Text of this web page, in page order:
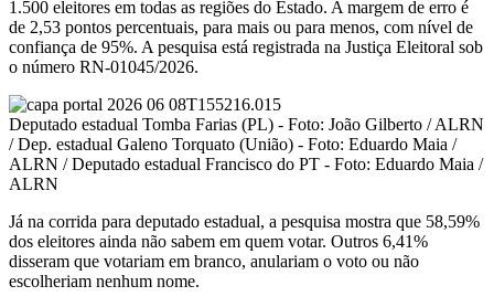
1.500 eleitores em todas as regiões do Estado. A margem de erro é
de 2,53 pontos percentuais, para mais ou para menos, com nível de
confiança de 95%. A pesquisa está registrada na Justiça Eleitoral sob
o número RN-01045/2026.
Deputado estadual Tomba Farias (PL) - Foto: João Gilberto / ALRN
/ Dep. estadual Galeno Torquato (União) - Foto: Eduardo Maia /
ALRN / Deputado estadual Francisco do PT - Foto: Eduardo Maia /
ALRN
Já na corrida para deputado estadual, a pesquisa mostra que 58,59%
dos eleitores ainda não sabem em quem votar. Outros 6,41%
disseram que votariam em branco, anulariam o voto ou não
escolheriam nenhum nome.